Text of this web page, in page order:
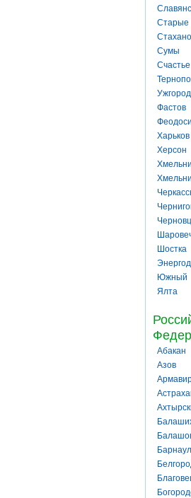
Старые
Сумы
Счастье
Ужгород
Фастов
Харьков
Херсон
Шостка
Южный
Ялта
Абакан
Азов
Барнаул